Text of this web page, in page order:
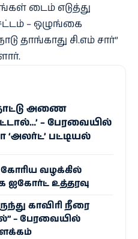
டைம் எடுத்து
– ஒழுங்கை
தாங்காது சி.எம் சார்”
அணை
– பேரவையில்
‘அலர்ட்’ பட்டியல்
வழக்கில்
ஐகோர்ட் உத்தரவு
காவிரி நீரை
– பேரவையில்